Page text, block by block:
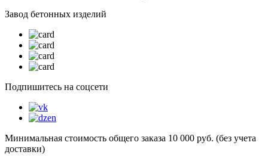
Завод бетонных изделий
Подпишитесь на соцсети
Минимальная стоимость общего заказа 10 000 руб. (без учета
доставки)